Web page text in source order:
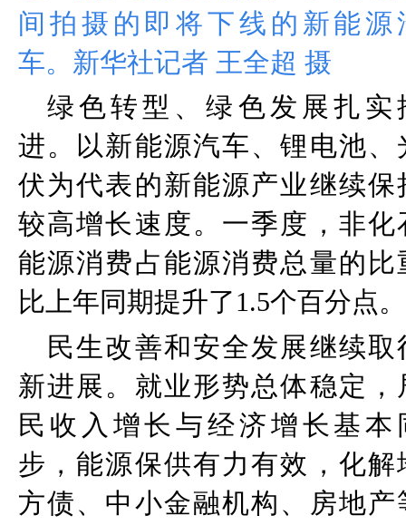
间拍摄的即将下线的新能源
车。新华社记者 王全超 摄
绿色转型、绿色发展扎实
进。以新能源汽车、锂电池、
伏为代表的新能源产业继续保
较高增长速度。一季度，非化
能源消费占能源消费总量的比
比上年同期提升了1.5个百分点。
民生改善和安全发展继续取
新进展。就业形势总体稳定，
民收入增长与经济增长基本
步，能源保供有力有效，化解
方债、中小金融机构、房地产